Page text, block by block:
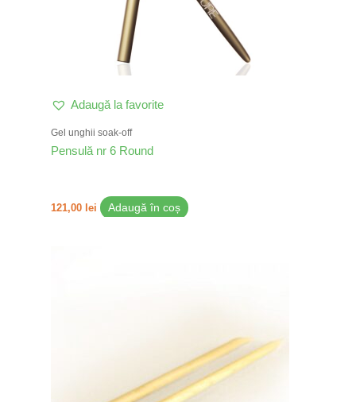
Adaugă la favorite
Gel unghii soak-off
Pensulă nr 6 Round
121,00 lei Adaugă în coș